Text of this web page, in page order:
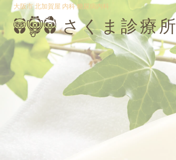
大阪市 北加賀屋 内科 糖尿病内科
さくま診療所